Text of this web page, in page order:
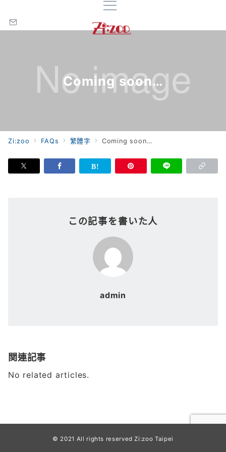
Coming soon…
Zi:zoo FAQs 繁體字 Coming soon…
この記事を書いた人
admin
関連記事
No related articles.
© 2021 All rights reserved Zi:zoo Taipei